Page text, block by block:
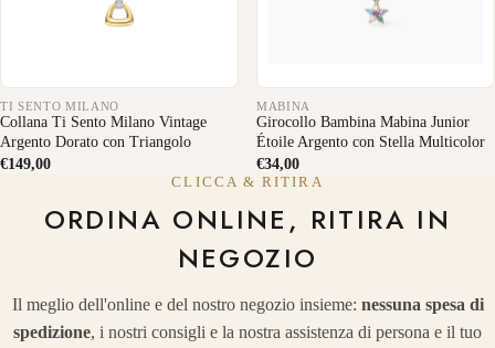
TI SENTO MILANO
Collana Ti Sento Milano Vintage
Argento Dorato con Triangolo
€149,00
MABINA
Girocollo Bambina Mabina Junior
Étoile Argento con Stella Multicolor
€34,00
CLICCA & RITIRA
ORDINA ONLINE, RITIRA IN
NEGOZIO
Il meglio dell'online e del nostro negozio insieme: nessuna spesa di
spedizione, i nostri consigli e la nostra assistenza di persona e il tuo